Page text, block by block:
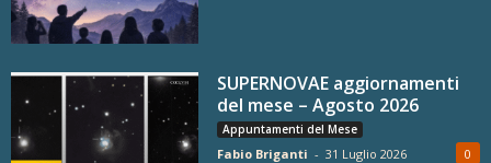
SUPERNOVAE aggiornamenti
del mese – Agosto 2026
Appuntamenti del Mese
Fabio Briganti - 31 Luglio 2026 0